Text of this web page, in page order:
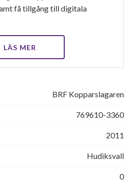
få tillgång till digitala
LÄS MER
BRF Kopparslagaren
769610-3360
2011
Hudiksvall
0